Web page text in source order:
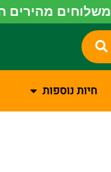
משלוחים מהירים
חיות נוספות